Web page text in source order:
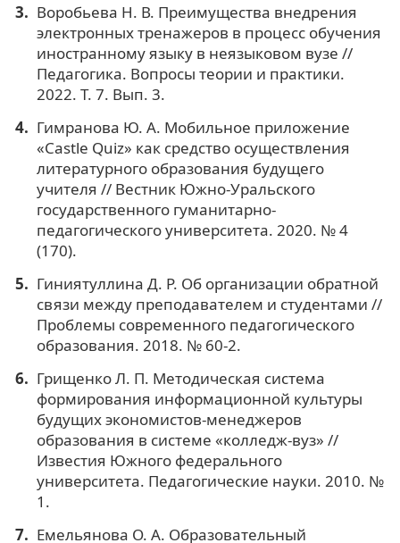
Воробьева Н. В. Преимущества внедрения
электронных тренажеров в процесс обучения
иностранному языку в неязыковом вузе //
Педагогика. Вопросы теории и практики.
2022. Т. 7. Вып. 3.
Гимранова Ю. А. Мобильное приложение
«Castle Quiz» как средство осуществления
литературного образования будущего
учителя // Вестник Южно-Уральского
государственного гуманитарно-
педагогического университета. 2020. № 4
(170).
Гиниятуллина Д. Р. Об организации обратной
связи между преподавателем и студентами //
Проблемы современного педагогического
образования. 2018. № 60-2.
Грищенко Л. П. Методическая система
формирования информационной культуры
будущих экономистов-менеджеров
образования в системе «колледж-вуз» //
Известия Южного федерального
университета. Педагогические науки. 2010. №
1.
Емельянова О. А. Образовательный